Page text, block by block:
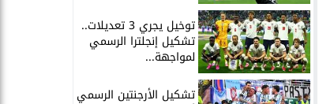
توخيل يجري 3 تعديلات..
تشكيل إنجلترا الرسمي
لمواجهة...
تشكيل الأرجنتين الرسمي